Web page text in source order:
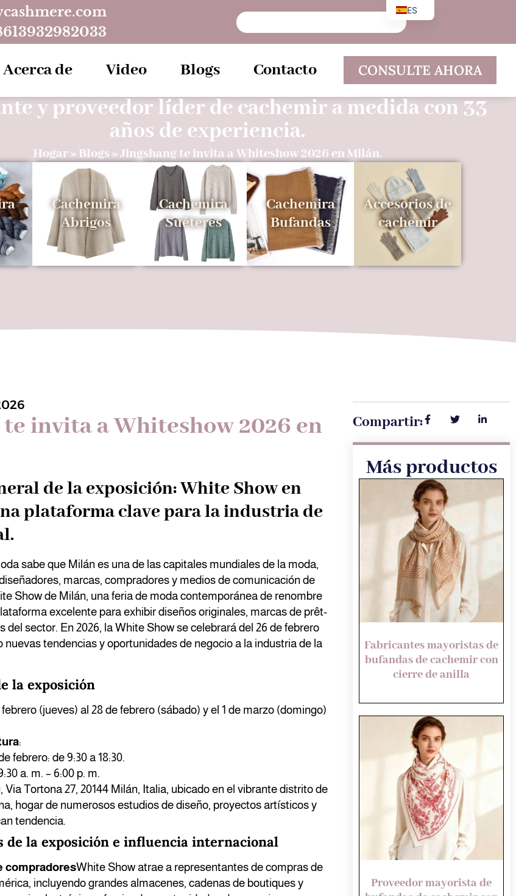
Acerca de Video Blogs Contacto CONSULTE AHORA
y proveedor líder de cachemir a medida con 33
años de experiencia.
Hogar» Blogs »Jingshang te invita a Whiteshow 2026 en Milán.
Cachemira
Abrigos
Cachemira
Suéteres
Cachemira
Bufandas
Accesorios de
cachemir
invita a Whiteshow 2026 en
de la exposición: White Show en
plataforma clave para la industria de
sabe que Milán es una de las capitales mundiales de la moda,
marcas, compradores y medios de comunicación de
Show de Milán, una feria de moda contemporánea de renombre
excelente para exhibir diseños originales, marcas de prêt-
del sector. En 2026, la White Show se celebrará del 26 de febrero
nuevas tendencias y oportunidades de negocio a la industria de la
la exposición
(jueves) al 28 de febrero (sábado) y el 1 de marzo (domingo)
:
febrero: de 9:30 a 18:30.
a. m. – 6:00 p. m.
Via Tortona 27, 20144 Milán, Italia, ubicado en el vibrante distrito de
hogar de numerosos estudios de diseño, proyectos artísticos y
tendencia.
de la exposición e influencia internacional
compradoresWhite Show atrae a representantes de compras de
incluyendo grandes almacenes, cadenas de boutiques y
Compartir:
Más productos
Fabricantes mayoristas de
bufandas de cachemir con
cierre de anilla
Proveedor mayorista de
ES